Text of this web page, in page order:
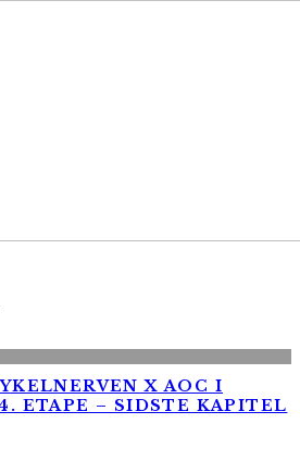
X AOC I
ETAPE – SIDSTE KAPITEL